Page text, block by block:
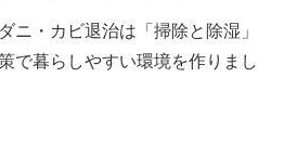
ニ・カビ退治は「掃除と除湿」
で暮らしやすい環境を作りまし